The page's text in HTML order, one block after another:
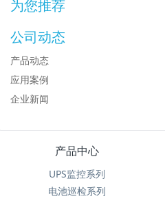
为您推荐
公司动态
产品动态
应用案例
企业新闻
产品中心
UPS监控系列
电池巡检系列